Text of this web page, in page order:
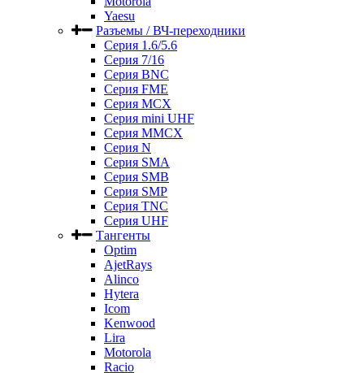
Yaesu
Разъемы / ВЧ-переходники
Серия 1.6/5.6
Серия 7/16
Серия BNC
Серия FME
Серия MCX
Серия mini UHF
Серия MMCX
Серия N
Серия SMA
Серия SMB
Серия SMP
Серия TNC
Серия UHF
Тангенты
Optim
AjetRays
Alinco
Hytera
Icom
Kenwood
Lira
Motorola
Racio